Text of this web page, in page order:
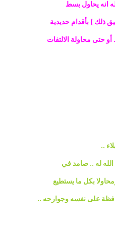
انه يحاول بسط
ذلك ) بأقدام حديدية
حتى محاولة الالتفات
..
له .. صامد في
بكل ما يستطيع
على نفسه وجوارحه ..